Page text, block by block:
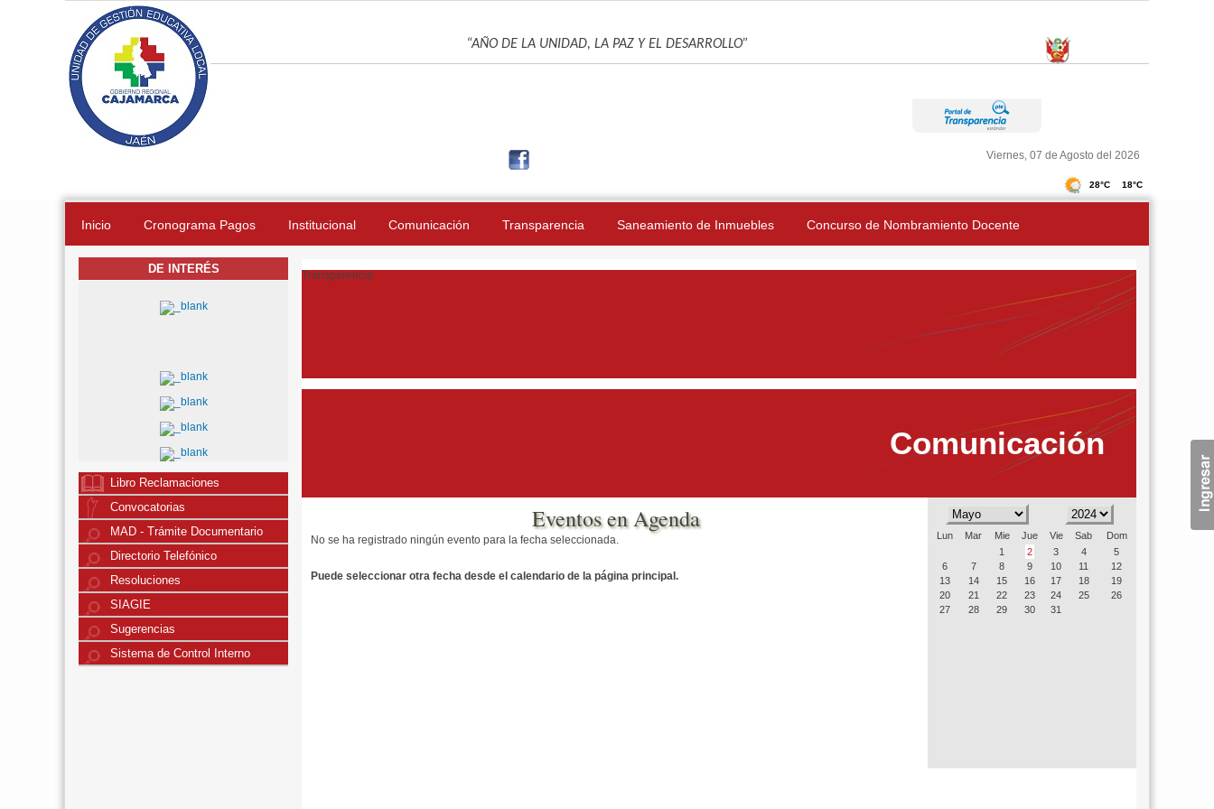
Pasar al contenido principal
“AÑO DE LA UNIDAD, LA PAZ Y EL DESARROLLO”
Viernes, 07 de Agosto del 2026
Inicio Cronograma Pagos Institucional Comunicación Transparencia Saneamiento de Inmuebles Concurso de Nombramiento Docente
DE INTERÉS
Libro Reclamaciones
Convocatorias
MAD - Trámite Documentario
Directorio Telefónico
Resoluciones
SIAGIE
Sugerencias
Sistema de Control Interno
Transparencia
Comunicación
Lun Mar Mie Jue Vie Sab
Dom
1
2 3 4
5
6
7 8 9 10 11
12
13
14 15 16 17 18
19
20
21 22 23 24 25
26
27
28 29 30 31
Eventos en Agenda
No se ha registrado ningún evento para la fecha seleccionada.
Puede seleccionar otra fecha desde el calendario de la página principal.